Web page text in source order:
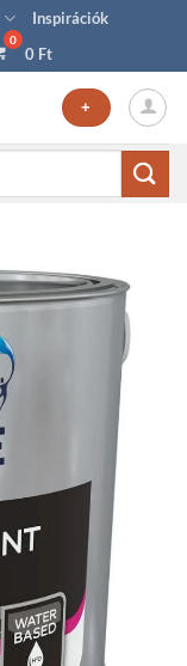
Inspirációk
0 Ft
+